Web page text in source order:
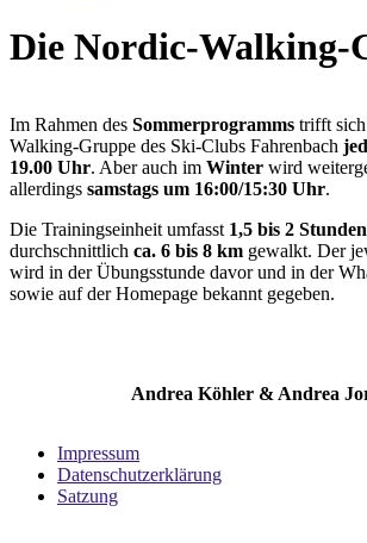
Die Nordic-Walking-
Im Rahmen des Sommerprogramms trifft
Walking-Gruppe des Ski-Clubs Fahrenbach
19.00 Uhr. Aber auch im Winter wird
allerdings samstags um 16:00/15:30 Uhr.
Die Trainingseinheit umfasst 1,5 bis 2 Stunden
durchschnittlich ca. 6 bis 8 km gewalkt. Der
wird in der Übungsstunde davor und in der
sowie auf der Homepage bekannt gegeben.
Andrea Köhler & Andrea
Impressum
Datenschutzerklärung
Satzung